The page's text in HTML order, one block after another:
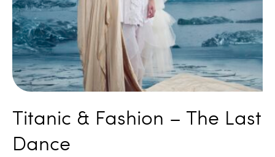
Titanic & Fashion – The Last
Dance